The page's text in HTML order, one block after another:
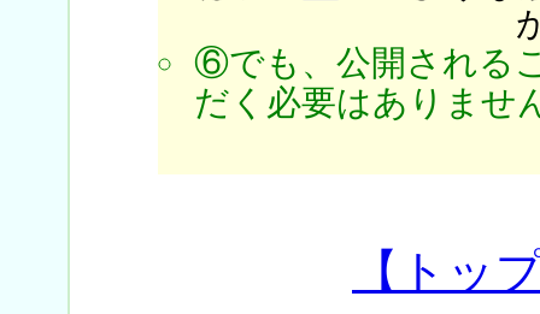
⑥でも、公開される
だく必要はありませ
【トッ